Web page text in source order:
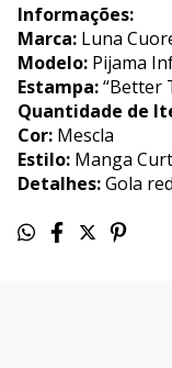
Informações:
Marca: Luna
Modelo: Pijama
Estampa:“Better
Quantidade de
Cor: Mescla
Estilo: Manga
Detalhes:Gola